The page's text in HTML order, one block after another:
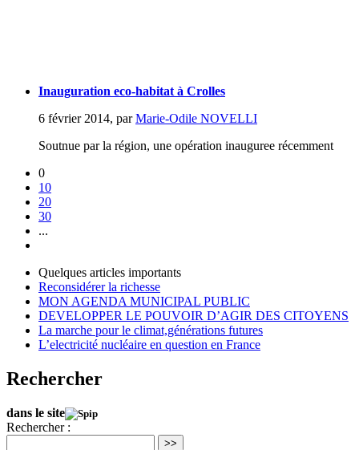
Inauguration eco-habitat à Crolles
6 février 2014, parMarie-Odile NOVELLI
Soutnue par la région, une opération inauguree récemment
0
10
20
30
...
Quelques articles importants
Reconsidérer la richesse
MON AGENDA MUNICIPAL PUBLIC
DEVELOPPER LE POUVOIR D’AGIR DES CITOYENS
La marche pour le climat,générations futures
L’electricité nucléaire en question en France
Rechercher
dans le site
Rechercher :
>>